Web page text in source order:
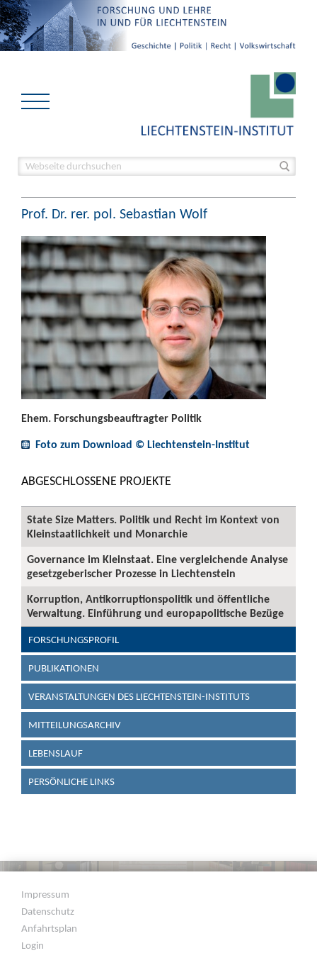
Prof. Dr. rer. pol. Sebastian Wolf
Ehem. Forschungsbeauftragter Politik
Foto zum Download © Liechtenstein-Institut
ABGESCHLOSSENE PROJEKTE
State Size Matters. Politik und Recht im Kontext von
Kleinstaatlichkeit und Monarchie
Governance im Kleinstaat. Eine vergleichende Analyse
gesetzgeberischer Prozesse in Liechtenstein
Korruption, Antikorruptionspolitik und öffentliche
Verwaltung. Einführung und europapolitische Bezüge
FORSCHUNGSPROFIL
PUBLIKATIONEN
VERANSTALTUNGEN DES LIECHTENSTEIN-INSTITUTS
MITTEILUNGSARCHIV
LEBENSLAUF
PERSÖNLICHE LINKS
Impressum
Datenschutz
Anfahrtsplan
Login